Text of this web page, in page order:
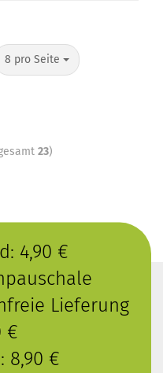
8 pro Seite
23)
4,90 €
Lieferung
€
8,90 €